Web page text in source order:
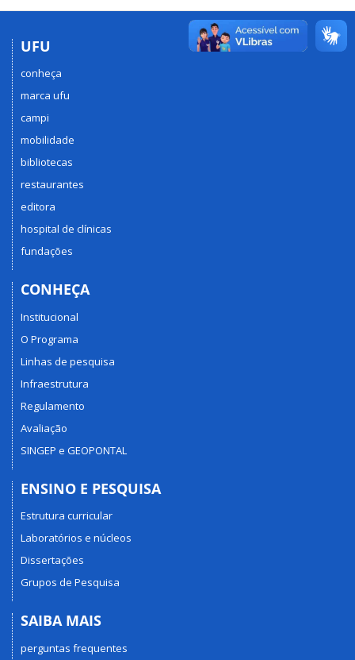
UFU
conheça
marca ufu
campi
mobilidade
bibliotecas
restaurantes
editora
hospital de clínicas
fundações
CONHEÇA
Institucional
O Programa
Linhas de pesquisa
Infraestrutura
Regulamento
Avaliação
SINGEP e GEOPONTAL
ENSINO E PESQUISA
Estrutura curricular
Laboratórios e núcleos
Dissertações
Grupos de Pesquisa
SAIBA MAIS
perguntas frequentes